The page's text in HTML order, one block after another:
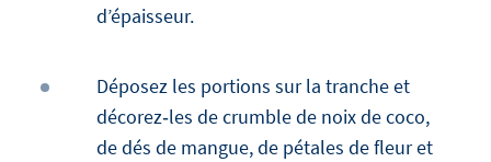
d’épaisseur.
Déposez les portions sur la tranche et
décorez‑les de crumble de noix de coco,
de dés de mangue, de pétales de fleur et